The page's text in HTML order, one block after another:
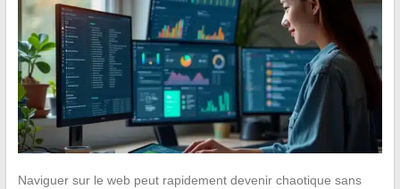
Naviguer sur le web peut rapidement devenir chaotique sans